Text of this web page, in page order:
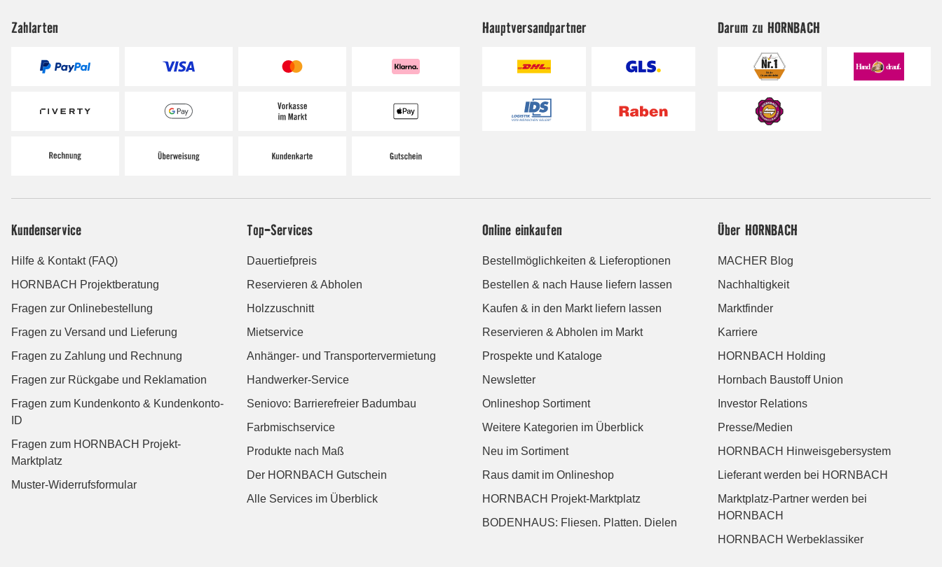
Zahlarten Hauptversandpartner Darum zu HORNBACH
Kundenservice
Hilfe & Kontakt (FAQ)
HORNBACH Projektberatung
Fragen zur Onlinebestellung
Fragen zu Versand und Lieferung
Fragen zu Zahlung und Rechnung
Fragen zur Rückgabe und Reklamation
Fragen zum Kundenkonto & Kundenkonto-
ID
Fragen zum HORNBACH Projekt-
Marktplatz
Muster-Widerrufsformular
Top-Services
Dauertiefpreis
Reservieren & Abholen
Holzzuschnitt
Mietservice
Anhänger- und Transportervermietung
Handwerker-Service
Seniovo: Barrierefreier Badumbau
Farbmischservice
Produkte nach Maß
Der HORNBACH Gutschein
Alle Services im Überblick
Online einkaufen
Bestellmöglichkeiten & Lieferoptionen
Bestellen & nach Hause liefern lassen
Kaufen & in den Markt liefern lassen
Reservieren & Abholen im Markt
Prospekte und Kataloge
Newsletter
Onlineshop Sortiment
Weitere Kategorien im Überblick
Neu im Sortiment
Raus damit im Onlineshop
HORNBACH Projekt-Marktplatz
BODENHAUS: Fliesen. Platten. Dielen
Über HORNBACH
MACHER Blog
Nachhaltigkeit
Marktfinder
Karriere
HORNBACH Holding
Hornbach Baustoff Union
Investor Relations
Presse/Medien
HORNBACH Hinweisgebersystem
Lieferant werden bei HORNBACH
Marktplatz-Partner werden bei
HORNBACH
HORNBACH Werbeklassiker